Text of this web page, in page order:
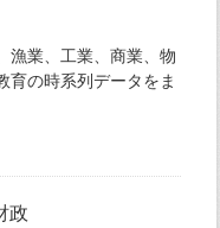
漁業、工業、商業、物
育の時系列データをま
政